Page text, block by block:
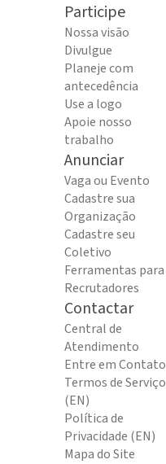
Participe
Nossa visão
Divulgue
Planeje com
antecedência
Use a logo
Apoie nosso
trabalho
Anunciar
Vaga ou Evento
Cadastre sua
Organização
Cadastre seu
Coletivo
Ferramentas para
Recrutadores
Contactar
Central de
Atendimento
Entre em Contato
Termos de Serviço
(EN)
Política de
Privacidade (EN)
Mapa do Site